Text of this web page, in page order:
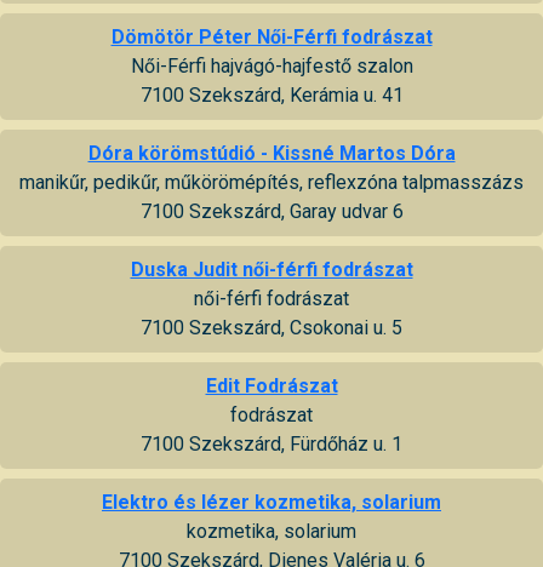
Dömötör Péter Női-Férfi fodrászat
Női-Férfi hajvágó-hajfestő szalon
7100 Szekszárd, Kerámia u. 41
Dóra körömstúdió - Kissné Martos Dóra
manikűr, pedikűr, műkörömépítés, reflexzóna talpmasszázs
7100 Szekszárd, Garay udvar 6
Duska Judit női-férfi fodrászat
női-férfi fodrászat
7100 Szekszárd, Csokonai u. 5
Edit Fodrászat
fodrászat
7100 Szekszárd, Fürdőház u. 1
Elektro és lézer kozmetika, solarium
kozmetika, solarium
7100 Szekszárd, Dienes Valéria u. 6